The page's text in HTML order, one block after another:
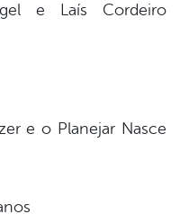
e Laís Cordeiro
e o Planejar Nasce